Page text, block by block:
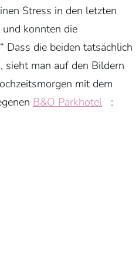
Stress in den letzten
konnten die
Dass die beiden tatsächlich
sieht man auf den Bildern
mit dem
B&O Parkhotel :